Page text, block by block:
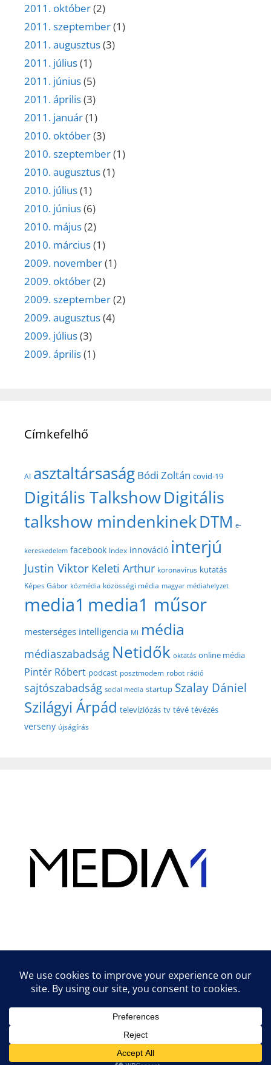
2011. október(2)
2011. szeptember(1)
2011. augusztus(3)
2011. július(1)
2011. június(5)
2011. április(3)
2011. január(1)
2010. október(3)
2010. szeptember(1)
2010. augusztus(1)
2010. július(1)
2010. június(6)
2010. május(2)
2010. március(1)
2009. november(1)
2009. október(2)
2009. szeptember(2)
2009. augusztus(4)
2009. július(3)
2009. április(1)
Címkefelhő
AI asztaltársaság Bódi Zoltán covid-19
Digitális TalkshowDigitális
talkshow mindenkinekDTM e-
kereskedelem facebook Index innováció interjú
Justin Viktor Keleti Arthur koronavírus kutatás
Képes Gábor közmédia közösségi média magyar médiahelyzet
media1 media1 műsor
mesterséges intelligencia MI média
médiaszabadság Netidők oktatás online média
Pintér Róbert podcast posztmodem robot rádió
sajtószabadság social media startup Szalay Dániel
Szilágyi Árpád televíziózás tv tévé tévézés
verseny újságírás
Lifestyle tippek & trükkök
© 2026 vipcast.hu powered by Media1• Készült
GeneratePress